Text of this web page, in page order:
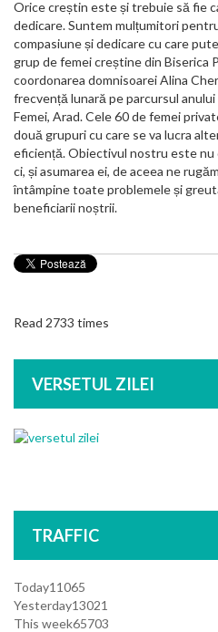
Orice creștin este și trebuie să fie
dedicare. Suntem mulțumitori
compasiune și dedicare cu care
grup de femei creștine din Biserica
coordonarea domnisoarei Alina
frecvență lunară pe parcursul
Femei, Arad. Cele 60 de femei
două grupuri cu care se va lucra
eficiență. Obiectivul nostru este nu
ci, și asumarea ei, de aceea ne
întâmpine toate problemele și
beneficiarii noștrii.
Read 2733 times
VERSETUL ZILEI
TRAFFIC
Today11065
Yesterday13021
This week65703